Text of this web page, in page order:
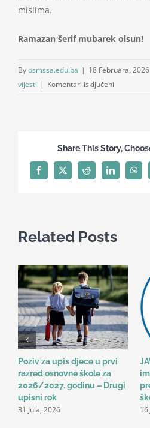
mislima.
Ramazan šerif mubarek olsun!
Byosmssa.edu.ba | 18 Februara, 2026
vijesti | Komentari isključeni
ramazana
Share This Story,
Facebook
X Reddit LinkedIn
Related Posts
Poziv za upis djece u prvi
razred osnovne škole za
2026/2027. godinu – Drugi
upisni rok
31 Jula, 2026 16